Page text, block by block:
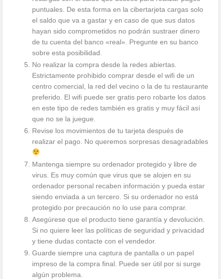
puntuales. De esta forma en la cibertarjeta cargas solo
el saldo que va a gastar y en caso de que sus datos
hayan sido comprometidos no podrán sustraer dinero
de tu cuenta del banco «real». Pregunte en su banco
sobre esta posibilidad.
No realizar la compra desde la redes abiertas.
Estrictamente prohibido comprar desde el wifi de un
centro comercial, la red del vecino o la de tu restaurante
preferido. El wifi puede ser gratis pero robarte los datos
en este tipo de redes también es gratis y muy fácil así
que no se la juegue.
Revise los movimientos de tu tarjeta después de
realizar el pago. No queremos sorpresas desagradables
Mantenga siempre su ordenador protegido y libre de
virus. Es muy común que virus que se alojen en su
ordenador personal recaben información y pueda estar
siendo enviada a un tercero. Si su ordenador no está
protegido por precaución no lo use para comprar.
Asegúrese que el producto tiene garantía y devolución.
Si no quiere leer las políticas de seguridad y privacidad
y tiene dudas contacte con el vendedor.
Guarde siempre una captura de pantalla o un papel
impreso de la compra final. Puede ser útil por si surge
algún problema.